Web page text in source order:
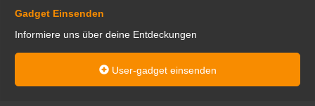
Gadget Einsenden
Informiere uns über deine Entdeckungen
User-gadget einsenden